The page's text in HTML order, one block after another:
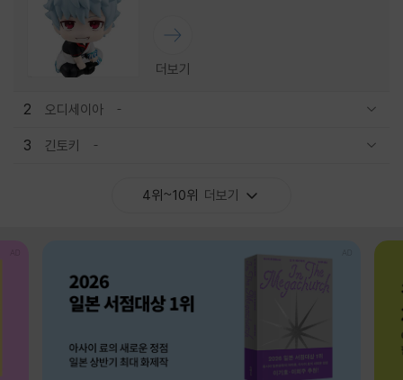
더보기
2 오디세이아
3 긴토키
4위~10위 더보기